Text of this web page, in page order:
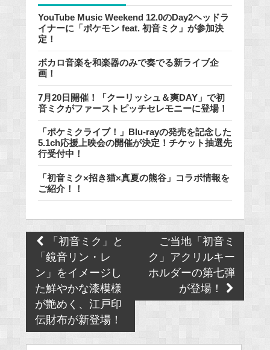
YouTube Music Weekend 12.0のDay2ヘッドラ
イナーに「ポケモン feat. 初音ミク」が参加決
定！
ボカロ音楽を和楽器のみで奏でる新ライブ企
画！
7月20日開催！「クーリッシュ＆爽DAY」で初
音ミクがファーストピッチセレモニーに登場！
「ポケミクライブ！」Blu-rayの発売を記念した
5.1ch応援上映会の開催が決定！チケット抽選先
行受付中！
「初音ミク×招き猫×真夏の熊谷」コラボ情報を
ご紹介！！
Post
navigation
「初音ミク」と
「鏡音リン・レ
ン」をイメージし
た鮮やかな漆模様
が艶めく、江戸印
伝財布が新登場！
ご当地「初音ミ
ク」アクリルキー
ホルダーの第七弾
が登場！